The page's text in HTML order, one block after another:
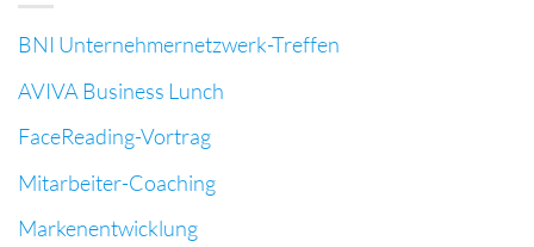
BNI Unternehmernetzwerk-Treffen
AVIVA Business Lunch
FaceReading-Vortrag
Mitarbeiter-Coaching
Markenentwicklung